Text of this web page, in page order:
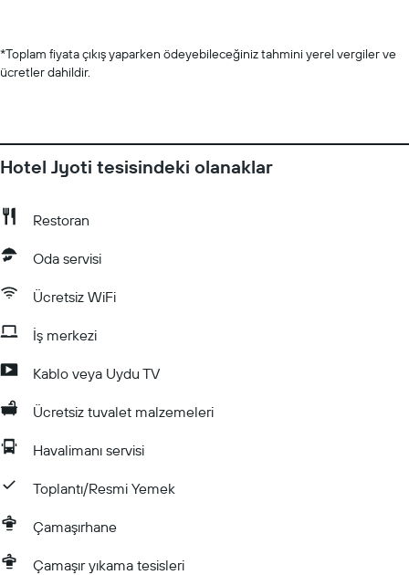
*Toplam fiyata çıkış yaparken ödeyebileceğiniz tahmini yerel vergiler ve
ücretler dahildir.
Hotel Jyoti tesisindeki olanaklar
Restoran
Oda servisi
Ücretsiz WiFi
İş merkezi
Kablo veya Uydu TV
Ücretsiz tuvalet malzemeleri
Havalimanı servisi
Toplantı/Resmi Yemek
Çamaşırhane
Çamaşır yıkama tesisleri